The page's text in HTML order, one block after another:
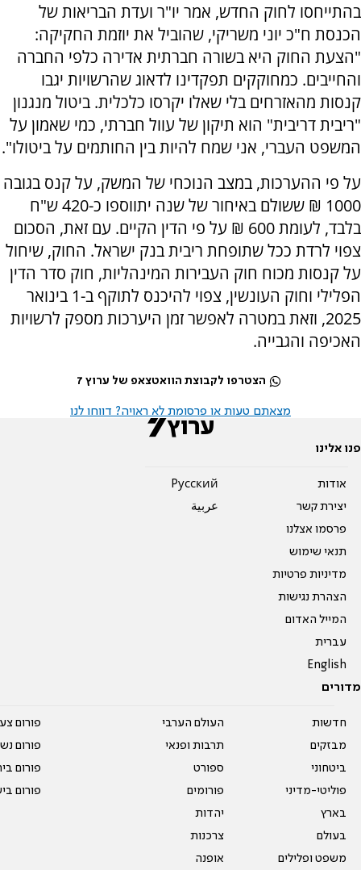
בהתייחסו לחוק החדש, אמר יו"ר ועדת הבריאות של
הכנסת ח"כ יוני משריקי, שהוביל את יוזמת החקיקה:
"הצעת החוק היא בשורה חברתית אדירה כלפי החברה
והחייבים. כמחוקקים תפקדינו לדאוג שהרשויות יגבו
קנסות מהאזרחים בלי שאלו יקרסו כלכלית. ביטול מנגנון
"ריבית דריבית" הוא תיקון של עוול חברתי, כמי שאמון על
המשפט העברי, אני שמח להיות בין החותמים על ביטולו".
על פי ההערכות, במצב הנוכחי של המשק, על קנס בגובה
1000 ₪ ששולם באיחור של שנה יתווספו כ-420 ש"ח
בלבד, לעומת 600 ₪ על פי הדין הקיים. עם זאת, הסכום
צפוי לרדת ככל שתופחת ריבית בנק ישראל. החוק, שיחול
על קנסות מכוח חוק העבירות המינהליות, חוק סדר הדין
הפלילי וחוק העונשין, צפוי להיכנס לתוקף ב-1 בינואר
2025, וזאת במטרה לאפשר זמן היערכות מספק לרשויות
האכיפה והגבייה.
הצטרפו לקבוצת הוואטצאפ של ערוץ 7
מצאתם טעות או פרסומת לא ראויה? דווחו לנו
פנו אלינו
אודות
יצירת קשר
פרסמו אצלנו
תנאי שימוש
מדיניות פרטיות
הצהרת נגישות
המייל האדום
עברית
English
Pусский
عربية
מדורים
חדשות
מבזקים
ביטחוני
פוליטי-מדיני
בארץ
בעולם
משפט ופלילים
העולם הערבי
תרבות ופנאי
ספורט
פורומים
יהדות
צרכנות
אופנה
פורום
פורום
פורום
פורום